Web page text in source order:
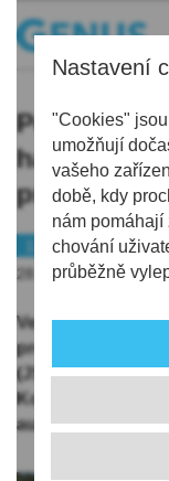
Nastavení
"Cookies"
umožňují
vašeho
době, kdy
nám pomáhají
chování
průběžně
Požár auta
hasiči
proudem,
28.05.2026 | 7:49
Ve středu po půl
profesionální
(JSDHO Kořenov
Kořenova k
automobilu.